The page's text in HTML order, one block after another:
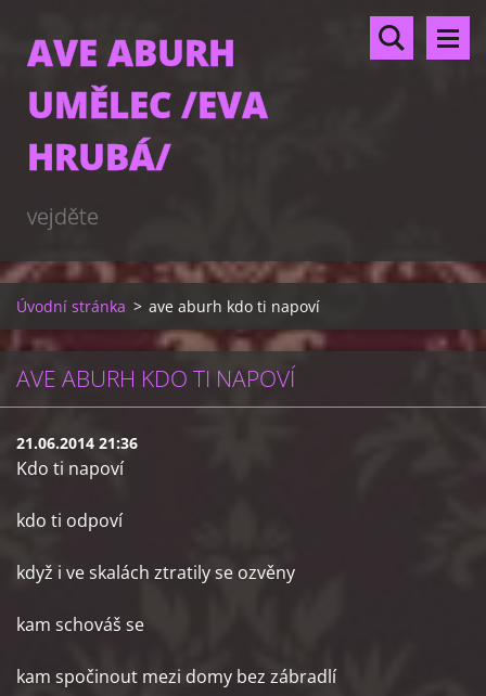
AVE ABURH
UMĚLEC /EVA
HRUBÁ/
vejděte
Úvodní stránka > ave aburh kdo ti napoví
AVE ABURH KDO TI NAPOVÍ
21.06.2014 21:36
Kdo ti napoví
kdo ti odpoví
když i ve skalách ztratily se ozvěny
kam schováš se
kam spočinout mezi domy bez zábradlí